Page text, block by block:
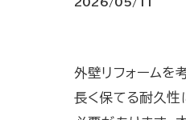
2026/05/11
外壁リフォームを
長く保てる耐久性